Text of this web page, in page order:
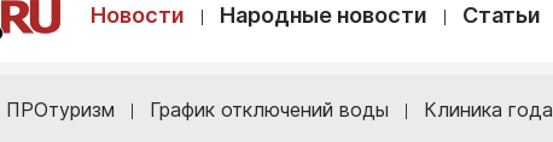
Новости Народные новости Статьи
ПРОтуризм График отключений воды Клиника года